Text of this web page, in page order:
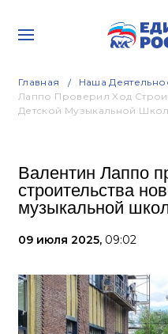
Главная Наша
Лаппо Проверил Ход
Детской Музыкальной
Валентин Лаппо
строительства
музыкальной
09 июля 2025, 09:02